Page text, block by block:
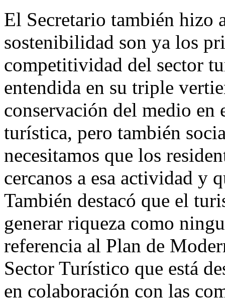
El Secretario también hizo
sostenibilidad son ya los
competitividad del sector
entendida en su triple
conservación del medio en
turística, pero también
necesitamos que los
cercanos a esa actividad y
También destacó que el
generar riqueza como
referencia al Plan de
Sector Turístico que está
en colaboración con las